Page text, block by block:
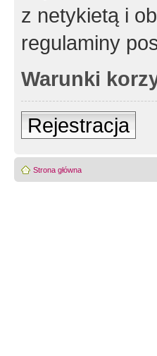
z netykietą i
regulaminy
Warunki
Rejestracja
Strona główna